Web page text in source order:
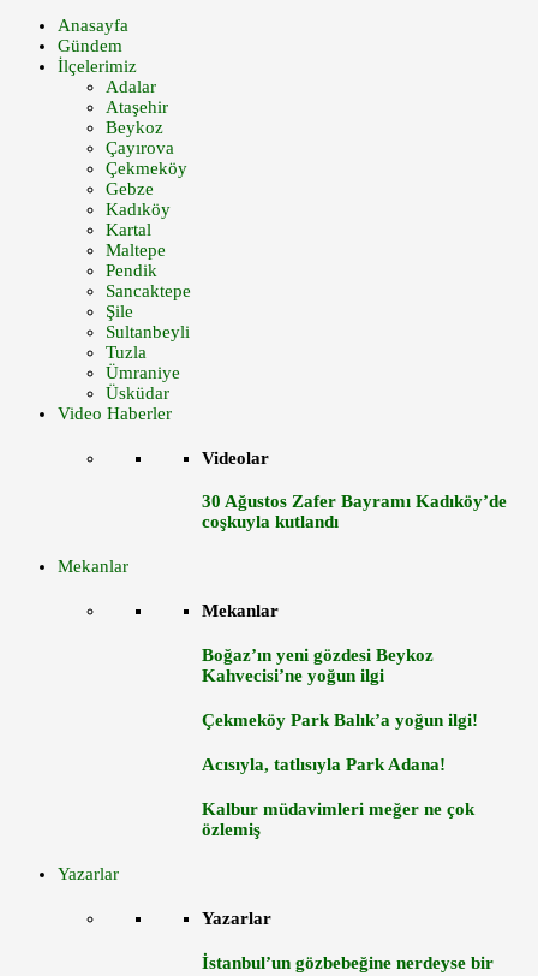
Anasayfa
Gündem
İlçelerimiz
Adalar
Ataşehir
Beykoz
Çayırova
Çekmeköy
Gebze
Kadıköy
Kartal
Maltepe
Pendik
Sancaktepe
Şile
Sultanbeyli
Tuzla
Ümraniye
Üsküdar
Video Haberler
Videolar
30 Ağustos Zafer Bayramı Kadıköy’de
coşkuyla kutlandı
Mekanlar
Mekanlar
Boğaz’ın yeni gözdesi Beykoz
Kahvecisi’ne yoğun ilgi
Çekmeköy Park Balık’a yoğun ilgi!
Acısıyla, tatlısıyla Park Adana!
Kalbur müdavimleri meğer ne çok
özlemiş
Yazarlar
Yazarlar
İstanbul’un gözbebeğine nerdeyse bir